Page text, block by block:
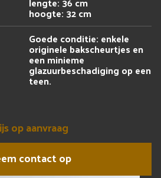
hoogte: 32 cm
Goede conditie: enkele
originele bakscheurtjes en
een minieme
glazuurbeschadiging op een
teen.
op aanvraag
contact op